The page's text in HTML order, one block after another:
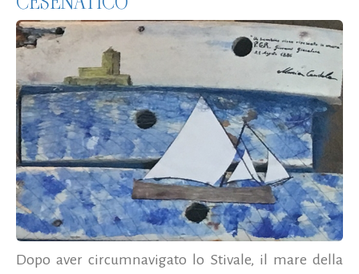
Dopo aver circumnavigato lo Stivale, il mare della